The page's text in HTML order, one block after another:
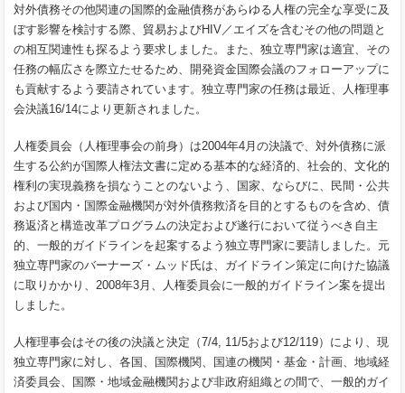
対外債務その他関連の国際的金融債務があらゆる人権の完全な享受に及
ぼす影響を検討する際、貿易およびHIV／エイズを含むその他の問題と
の相互関連性も探るよう要求しました。また、独立専門家は適宜、その
任務の幅広さを際立たせるため、開発資金国際会議のフォローアップに
も貢献するよう要請されています。独立専門家の任務は最近、人権理事
会決議16/14により更新されました。
人権委員会（人権理事会の前身）は2004年4月の決議で、対外債務に派
生する公約が国際人権法文書に定める基本的な経済的、社会的、文化的
権利の実現義務を損なうことのないよう、国家、ならびに、民間・公共
および国内・国際金融機関が対外債務救済を目的とするものを含め、債
務返済と構造改革プログラムの決定および遂行において従うべき自主
的、一般的ガイドラインを起案するよう独立専門家に要請しました。元
独立専門家のバーナーズ・ムッド氏は、ガイドライン策定に向けた協議
に取りかかり、2008年3月、人権委員会に一般的ガイドライン案を提出
しました。
人権理事会はその後の決議と決定（7/4, 11/5および12/119）により、現
独立専門家に対し、各国、国際機関、国連の機関・基金・計画、地域経
済委員会、国際・地域金融機関および非政府組織との間で、一般的ガイ